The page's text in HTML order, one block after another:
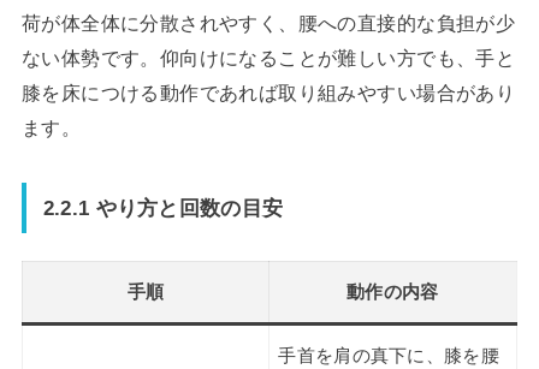
荷が体全体に分散されやすく、腰への直接的な負担が少
ない体勢です。仰向けになることが難しい方でも、手と
膝を床につける動作であれば取り組みやすい場合があり
ます。
2.2.1 やり方と回数の目安
手順 動作の内容
手首を肩の真下に、膝を腰